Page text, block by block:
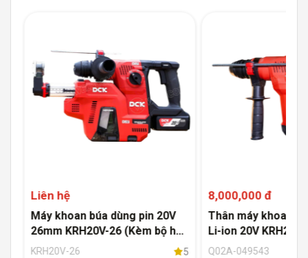
Liên hệ
Máy khoan búa dùng pin 20V
26mm KRH20V-26 (Kèm bộ hút
bụi)
KRH20V-26 5
8,000,000 đ
Thân máy khoan
Li-ion 20V
(Không kèm pin,
Q02A-049543